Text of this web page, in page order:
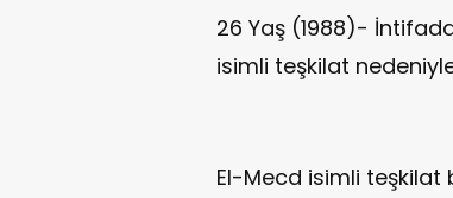
26 Yaş (1988)-
isimli teşkilat
El-Mecd isimli teşkilat